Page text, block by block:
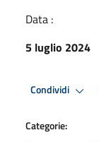
Data :
5 luglio 2024
Condividi
Categorie: